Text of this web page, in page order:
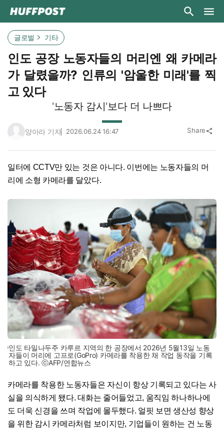
글로벌 기타
인도 공장 노동자들의 머리엔 왜 카메라
가 달렸을까? 인류의 '암울한 미래'를 찍
고 있다
'노동자 감시'보다 더 나쁘다
양아라 기자 2026.06.24 16:47 Share share
일터에 CCTV만 있는 것은 아니다. 이번에는 노동자들의 머
리에 소형 카메라를 달았다.
인도 타밀나두주 카루르 지역의 한 공장에서 2026년 5월13일 노동
자들이 머리에 고프로(GoPro) 카메라를 착용한 채 작업 동작을 기록
하고 있다. ⓒAFP/연합뉴스
카메라를 착용한 노동자들은 자신이 항상 기록되고 있다는 사
실을 의식하게 됐다. 대화는 줄어들었고, 움직임 하나하나에
도 더욱 신경을 쓰며 작업에 몰두했다. 얼핏 보면 생산성 향상
을 위한 감시 카메라처럼 보이지만, 기업들이 원하는 건 노동